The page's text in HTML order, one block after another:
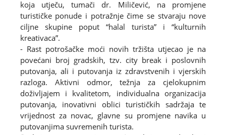
koja utječu, tumači dr. Miličević, na promjene
turističke ponude i potražnje čime se stvaraju nove
ciljne skupine poput “halal turista” i “kulturnih
kreativaca”.
- Rast potrošačke moći novih tržišta utjecao je na
povećani broj gradskih, tzv. city break i poslovnih
putovanja, ali i putovanja iz zdravstvenih i vjerskih
razloga. Aktivni odmor, težnja za cjelokupnim
doživljajem i kvalitetom, individualna organizacija
putovanja, inovativni oblici turističkih sadržaja te
vrijednost za novac, glavne su promjene navika u
putovanjima suvremenih turista.